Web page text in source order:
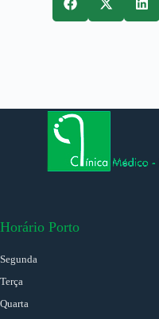
Horário Porto
Segunda
Terça
Quarta